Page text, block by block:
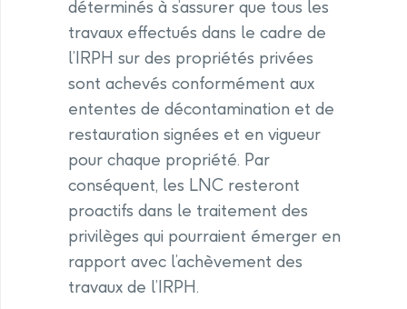
déterminés à s’assurer que tous les
travaux effectués dans le cadre de
l’IRPH sur des propriétés privées
sont achevés conformément aux
ententes de décontamination et de
restauration signées et en vigueur
pour chaque propriété. Par
conséquent, les LNC resteront
proactifs dans le traitement des
privilèges qui pourraient émerger en
rapport avec l’achèvement des
travaux de l’IRPH.